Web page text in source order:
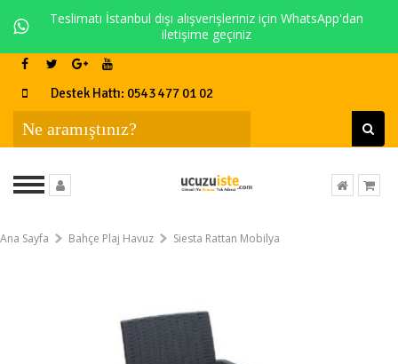
Teslimatı İstanbul dışı alışverişleriniz için WhatsApp'dan
iletişime geçiniz
Destek Hattı: 0543 477 01 02
Ana Sayfa Bahçe Plaj Havuz Siesta Rattan Mobilya